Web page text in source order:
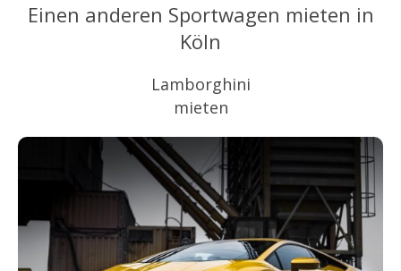
Einen anderen Sportwagen mieten in
Köln
Lamborghini
mieten